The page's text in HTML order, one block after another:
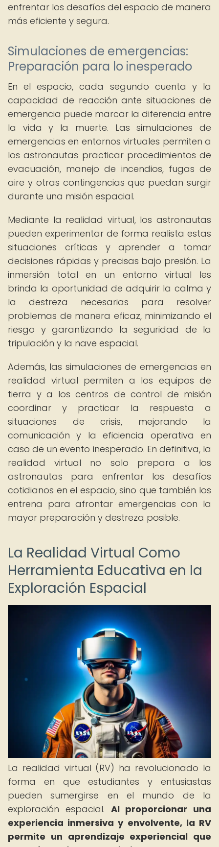
enfrentar los desafíos del espacio de manera
más eficiente y segura.
Simulaciones de emergencias:
Preparación para lo inesperado
En el espacio, cada segundo cuenta y la
capacidad de reacción ante situaciones de
emergencia puede marcar la diferencia entre
la vida y la muerte. Las simulaciones de
emergencias en entornos virtuales permiten a
los astronautas practicar procedimientos de
evacuación, manejo de incendios, fugas de
aire y otras contingencias que puedan surgir
durante una misión espacial.
Mediante la realidad virtual, los astronautas
pueden experimentar de forma realista estas
situaciones críticas y aprender a tomar
decisiones rápidas y precisas bajo presión. La
inmersión total en un entorno virtual les
brinda la oportunidad de adquirir la calma y
la destreza necesarias para resolver
problemas de manera eficaz, minimizando el
riesgo y garantizando la seguridad de la
tripulación y la nave espacial.
Además, las simulaciones de emergencias en
realidad virtual permiten a los equipos de
tierra y a los centros de control de misión
coordinar y practicar la respuesta a
situaciones de crisis, mejorando la
comunicación y la eficiencia operativa en
caso de un evento inesperado. En definitiva, la
realidad virtual no solo prepara a los
astronautas para enfrentar los desafíos
cotidianos en el espacio, sino que también los
entrena para afrontar emergencias con la
mayor preparación y destreza posible.
La Realidad Virtual Como
Herramienta Educativa en la
Exploración Espacial
La realidad virtual (RV) ha revolucionado la
forma en que estudiantes y entusiastas
pueden sumergirse en el mundo de la
exploración espacial. Al proporcionar una
experiencia inmersiva y envolvente, la RV
permite un aprendizaje experiencial que